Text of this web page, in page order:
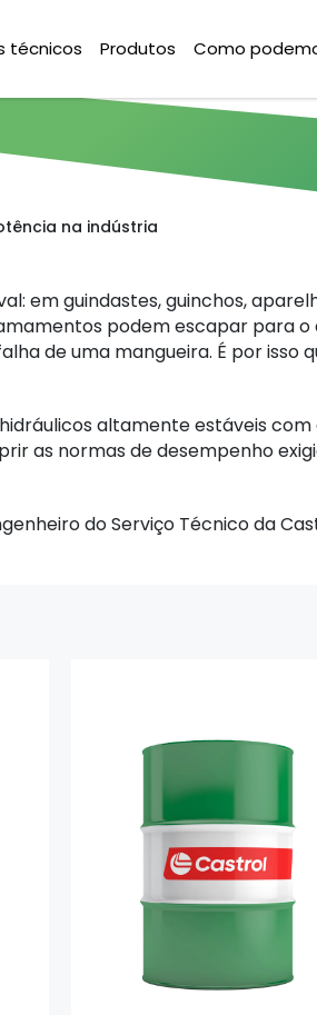
técnicos Produtos Como
na indústria
em guindastes, guinchos,
podem escapar para
de uma mangueira. É por isso
altamente estáveis
as normas de desempenho
do Serviço Técnico da